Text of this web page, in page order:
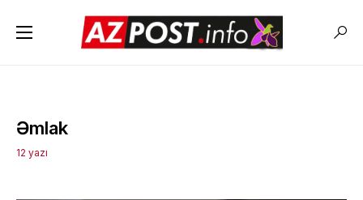
Əmlak
12 yazı